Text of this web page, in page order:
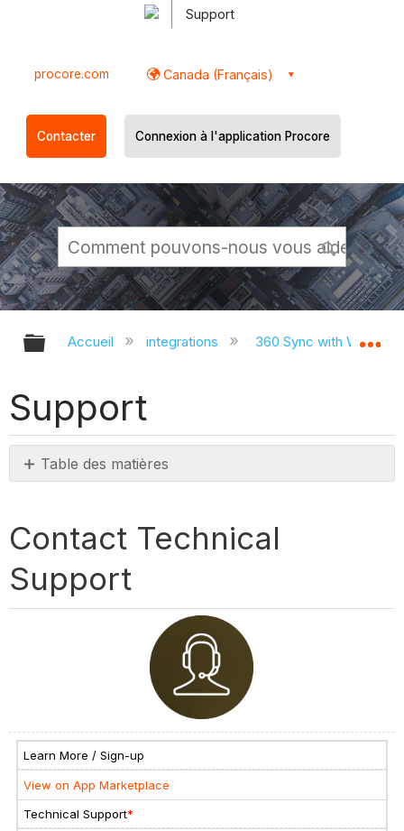
Support
procore.com Canada (Français)
Contacter Connexion à l'application Procore
Développer/réduire la hiérarchie
Accueil integrations 360 Sync with
Support
Table des matières
Support
Contact Technical
Support
Learn More / Sign-up
View on App Marketplace
Technical Support*